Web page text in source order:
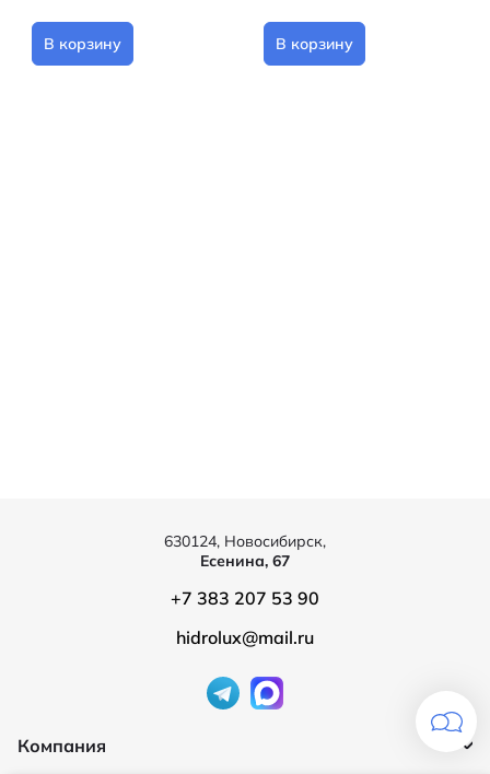
В корзину В корзину
Компания
630124, Новосибирск,
Есенина, 67
+7 383 207 53 90
hidrolux@mail.ru